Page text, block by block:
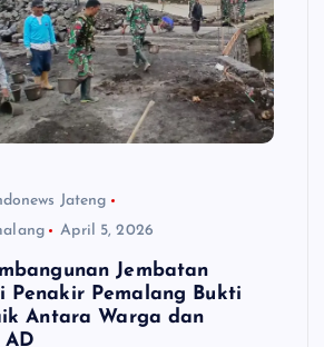
Jateng
April 5, 2026
Jembatan
Penakir Pemalang Bukti
Antara Warga dan